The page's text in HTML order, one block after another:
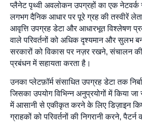
प्लैनेट पृथ्वी अवलोकन उपग्रहों का एक नेटवर्क
लगभग दैनिक आधार पर पूरे ग्रह की तस्वीरें
आवृत्ति उपग्रह डेटा और आधारभूत विश्लेषण
वाले परिवर्तनों को अधिक दृश्यमान और सुलभ
सरकारों को विकास पर नज़र रखने, संचालन
प्रबंधन में सहायता करता है।
उनका प्लेटफ़ॉर्म संसाधित उपग्रह डेटा तक
जिसका उपयोग विभिन्न अनुप्रयोगों में किया
में आसानी से एकीकृत करने के लिए डिज़ाइन
ग्राहकों को परिवर्तनों की निगरानी करने,